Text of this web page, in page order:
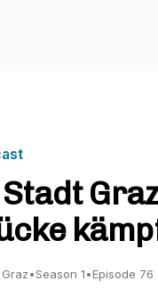
•Season 1•Episode 76